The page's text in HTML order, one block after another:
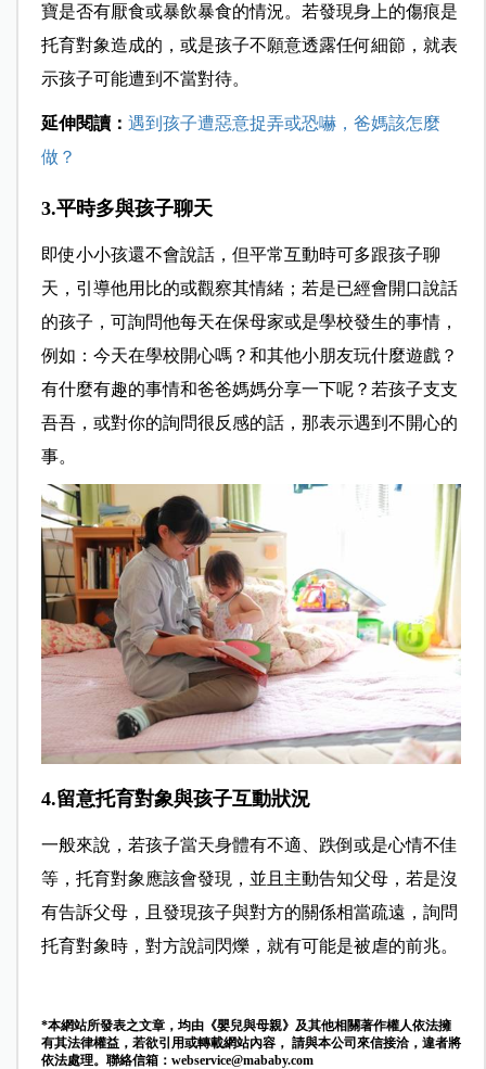
寶是否有厭食或暴飲暴食的情況。若發現身上的傷痕是
托育對象造成的，或是孩子不願意透露任何細節，就表
示孩子可能遭到不當對待。
延伸閱讀： 遇到孩子遭惡意捉弄或恐嚇，爸媽該怎麼
做？
3.平時多與孩子聊天
即使小小孩還不會說話，但平常互動時可多跟孩子聊
天，引導他用比的或觀察其情緒；若是已經會開口說話
的孩子，可詢問他每天在保母家或是學校發生的事情，
例如：今天在學校開心嗎？和其他小朋友玩什麼遊戲？
有什麼有趣的事情和爸爸媽媽分享一下呢？若孩子支支
吾吾，或對你的詢問很反感的話，那表示遇到不開心的
事。
4.留意托育對象與孩子互動狀況
一般來說，若孩子當天身體有不適、跌倒或是心情不佳
等，托育對象應該會發現，並且主動告知父母，若是沒
有告訴父母，且發現孩子與對方的關係相當疏遠，詢問
托育對象時，對方說詞閃爍，就有可能是被虐的前兆。
*本網站所發表之文章，均由《嬰兒與母親》及其他相關著作權人依法擁
有其法律權益，若欲引用或轉載網站內容， 請與本公司來信接洽，違者將
依法處理。聯絡信箱： webservice@mababy.com